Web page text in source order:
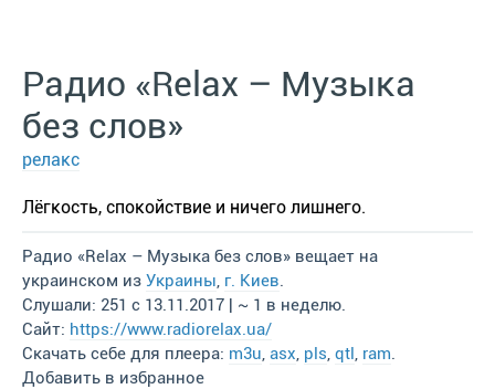
Радио «Relax – Музыка
без слов»
релакс
Лёгкость, спокойствие и ничего лишнего.
Радио «Relax – Музыка без слов» вещает на
украинском из Украины, г. Киев.
Слушали: 251 с 13.11.2017 | ~ 1 в неделю.
Сайт: https://www.radiorelax.ua/
Скачать себе для плеера: m3u, asx, pls, qtl, ram.
Добавить в избранное